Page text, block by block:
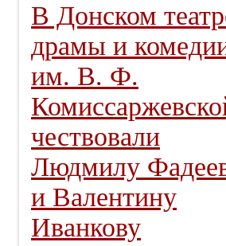
В Донском
драмы и
им. В. Ф.
чествовали
Людмилу
и Валентину
Иванкову